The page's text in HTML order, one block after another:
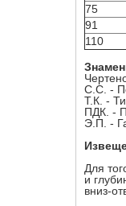
75
91
110
С.С. -
Т.К. -
ПДК. -
Э.П. -
Для
и
вниз-